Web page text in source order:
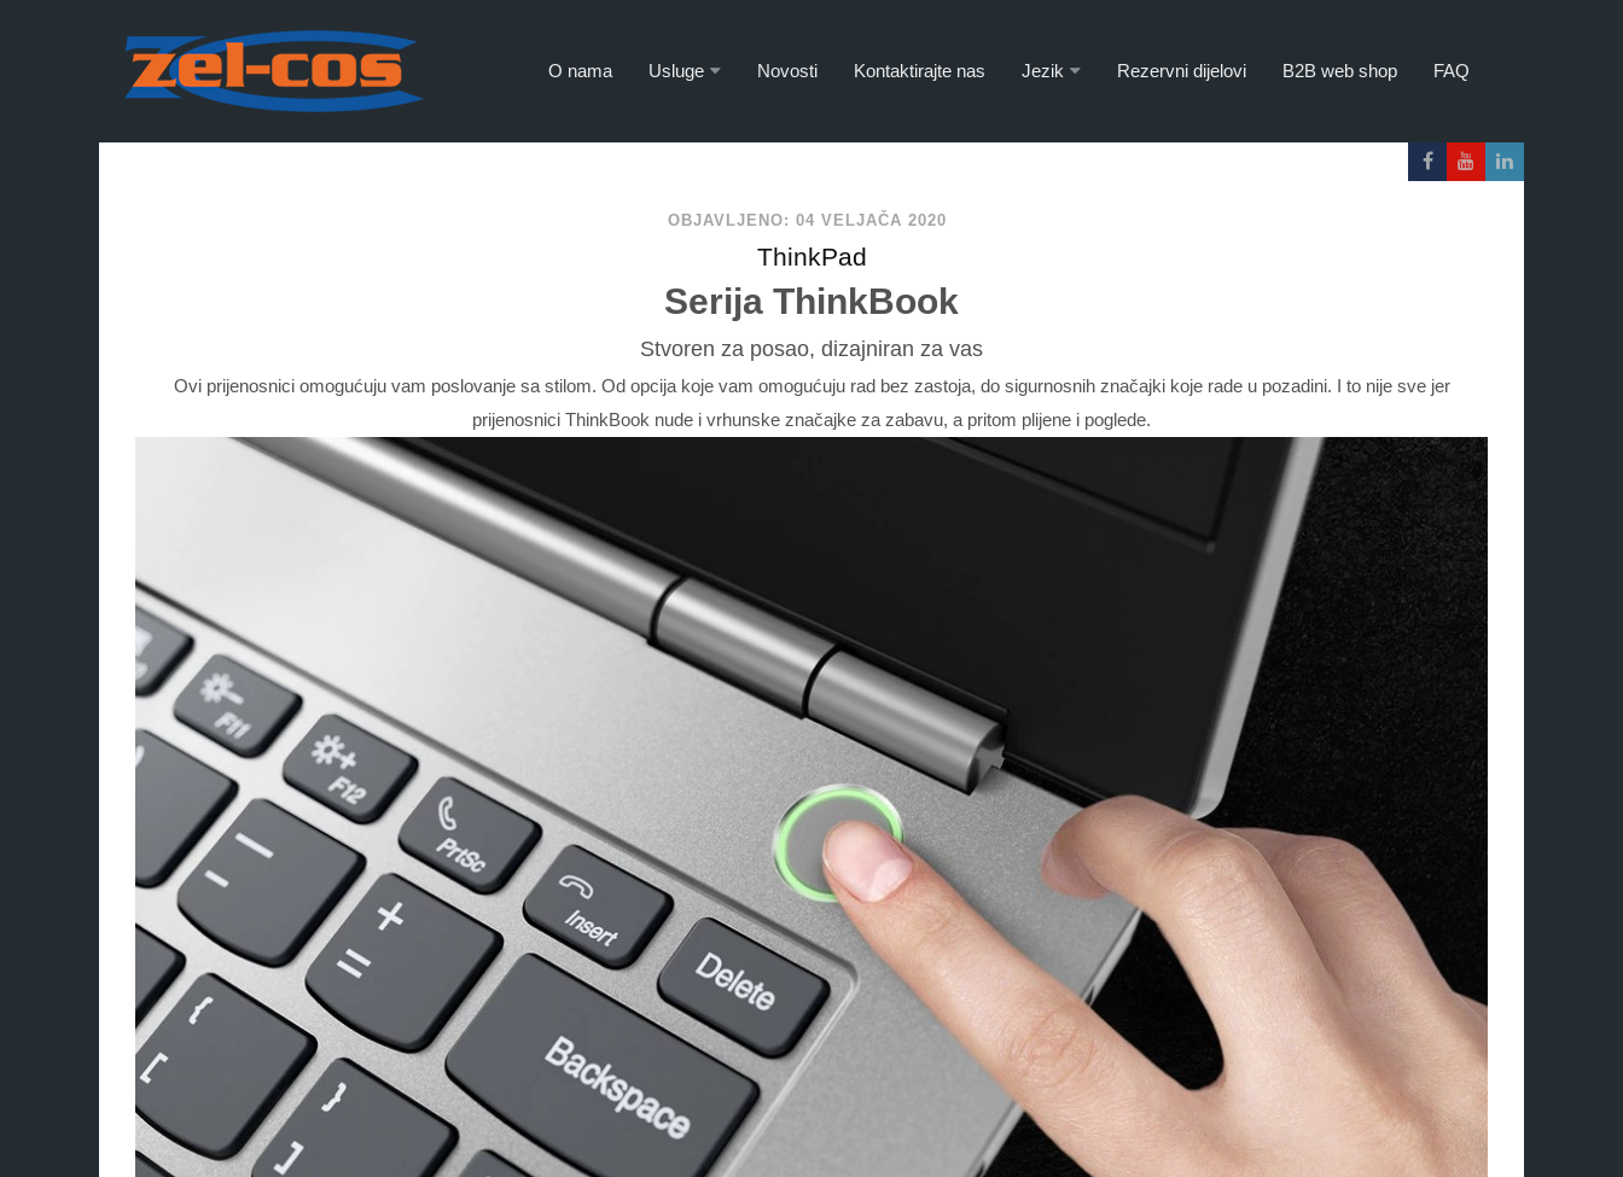
O nama Usluge Novosti Kontaktirajte nas Jezik Rezervni dijelovi B2B web shop FAQ
OBJAVLJENO: 04 VELJAČA 2020
ThinkPad
Serija ThinkBook
Stvoren za posao, dizajniran za vas
Ovi prijenosnici omogućuju vam poslovanje sa stilom. Od opcija koje vam omogućuju rad bez zastoja, do sigurnosnih značajki koje rade u pozadini. I to nije sve jer
prijenosnici ThinkBook nude i vrhunske značajke za zabavu, a pritom plijene i poglede.